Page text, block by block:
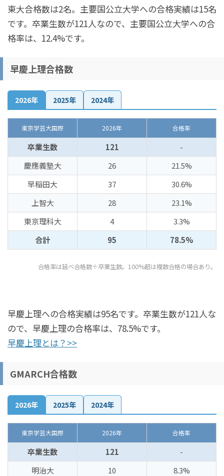
東大合格数は2名。主要国公立大学への合格実績は15名
です。卒業生数が121人なので、主要国公立大学への合
格率は、12.4%です。
早慶上理合格数
2026年 2025年 2024年
東京学芸大国際 2026年 合格率
卒業生数 121
-
慶應義塾大
26
21.5%
早稲田大
37
30.6%
上智大
28
23.1%
東京理科大
4
3.3%
合計
95 78.5%
合格率は延べ合格数÷卒業生数。100%超は複数合格の場合あり。
早慶上理への合格実績は95名です。卒業生数が121人な
ので、早慶上理の合格率は、78.5%です。
早慶上理とは？>>
GMARCH合格数
2026年 2025年 2024年
東京学芸大国際 2026年 合格率
卒業生数 121
-
明治大
10
8.3%